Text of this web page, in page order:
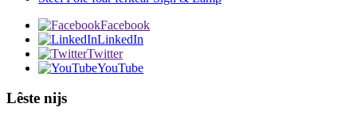
Facebook
LinkedIn
Twitter
YouTube
Lêste nijs